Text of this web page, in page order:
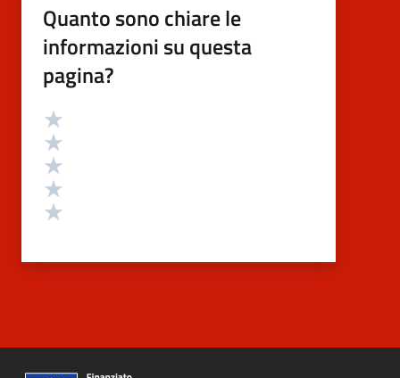
Quanto sono chiare le
informazioni su questa
pagina?
Valutazione